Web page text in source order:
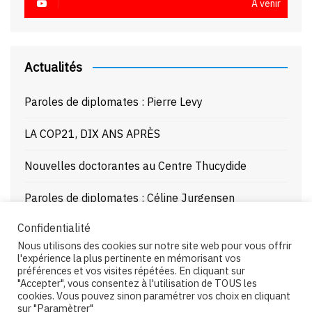
À venir
Actualités
Paroles de diplomates : Pierre Levy
LA COP21, DIX ANS APRÈS
Nouvelles doctorantes au Centre Thucydide
Paroles de diplomates : Céline Jurgensen
Journée d’étude : La Mer Noire enjeux stratégiques
et juridiques – 21/10/25
Confidentialité
Nous utilisons des cookies sur notre site web pour vous offrir
l'expérience la plus pertinente en mémorisant vos
préférences et vos visites répétées. En cliquant sur
"Accepter", vous consentez à l'utilisation de TOUS les
cookies. Vous pouvez sinon paramétrer vos choix en cliquant
sur "Paramètrer"